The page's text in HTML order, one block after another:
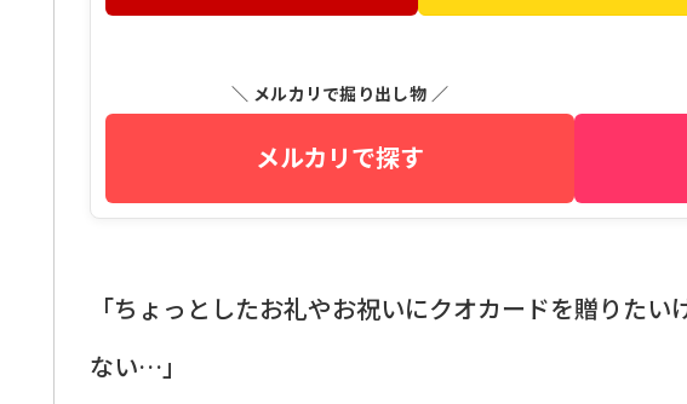
＼ メルカリで掘り出し物 ／
メルカリで探す
「ちょっとしたお礼やお祝いにクオカードを贈りた
ない…」